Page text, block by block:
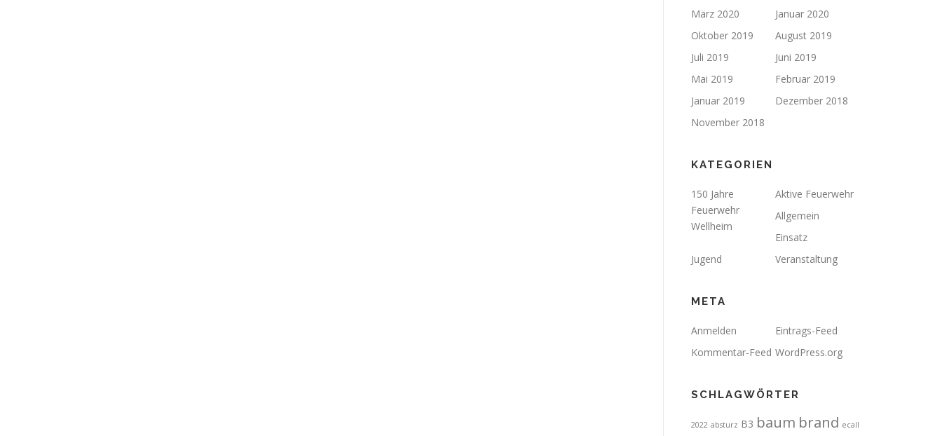
März 2020
Januar 2020
Oktober 2019
August 2019
Juli 2019
Juni 2019
Mai 2019
Februar 2019
Januar 2019
Dezember 2018
November 2018
KATEGORIEN
150 Jahre
Feuerwehr
Wellheim
Aktive Feuerwehr
Allgemein
Einsatz
Jugend
Veranstaltung
META
Anmelden
Eintrags-Feed
Kommentar-Feed WordPress.org
SCHLAGWÖRTER
2022 absturz B3 baum brand ecall